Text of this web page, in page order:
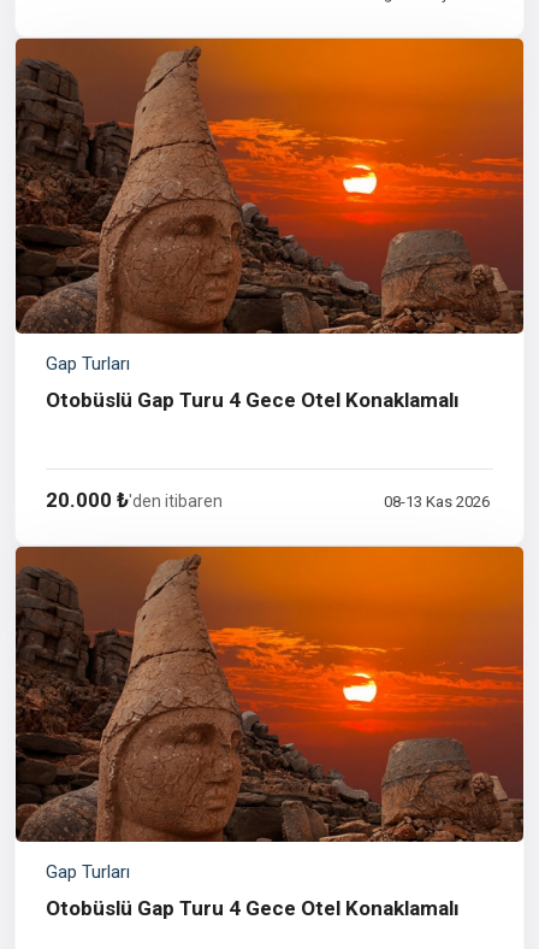
Gap Turları
Otobüslü Gap Turu 4 Gece Otel Konaklamalı
20.000 ₺'den itibaren 08-13 Kas 2026
Gap Turları
Otobüslü Gap Turu 4 Gece Otel Konaklamalı